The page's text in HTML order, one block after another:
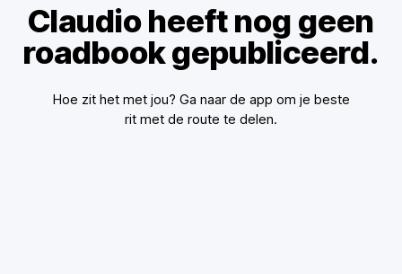
Claudio heeft nog geen
roadbook gepubliceerd.
Hoe zit het met jou? Ga naar de app om je beste
rit met de route te delen.